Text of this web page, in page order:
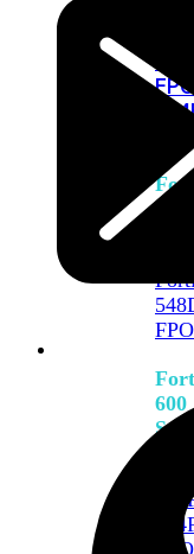
FPOE
500
600